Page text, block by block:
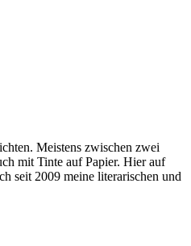
Meistens zwischen zwei
mit Tinte auf Papier. Hier auf
seit 2009 meine literarischen und